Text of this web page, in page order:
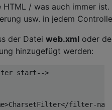
HTML / was auch immer
usw. in jedem
der Datei web.xml oder
hinzugefügt werden:
start-->
CharsetFilter</filter-